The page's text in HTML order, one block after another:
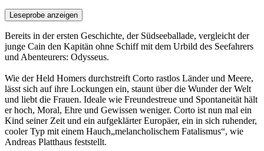
Leseprobe anzeigen
Bereits in der ersten Geschichte, der Südseeballade, vergleicht der
junge Cain den Kapitän ohne Schiff mit dem Urbild des Seefahrers
und Abenteurers: Odysseus.
Wie der Held Homers durchstreift Corto rastlos Länder und Meere,
lässt sich auf ihre Lockungen ein, staunt über die Wunder der Welt
und liebt die Frauen. Ideale wie Freundestreue und Spontaneität hält
er hoch, Moral, Ehre und Gewissen weniger. Corto ist nun mal ein
Kind seiner Zeit und ein aufgeklärter Europäer, ein in sich ruhender,
cooler Typ mit einem Hauch„melancholischem Fatalismus“, wie
Andreas Platthaus feststellt.